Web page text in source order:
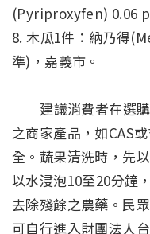
(Pyriproxyfen) 0.06
8. 木瓜1件：納乃得
準)，嘉義市。
建議消費者在選購
之商家產品，如CAS
全。蔬果清洗時，先
以水浸泡10至20分鐘
去除殘餘之農藥。民
可自行進入財團法人